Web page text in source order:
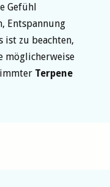
Gefühl
Entspannung
ist zu beachten,
möglicherweise
Terpene